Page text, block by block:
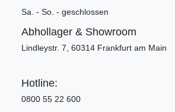
Sa. - So. - geschlossen
Abhollager & Showroom
Lindleystr. 7, 60314 Frankfurt am Main
Hotline:
0800 55 22 600